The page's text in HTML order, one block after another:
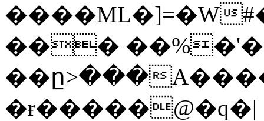
����ML�]=�W
���
��ը>���
�ɍ�����@�q�|